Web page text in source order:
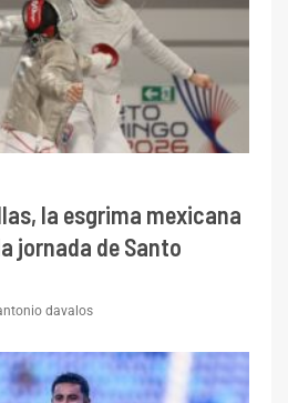
la esgrima mexicana
jornada de Santo
davalos